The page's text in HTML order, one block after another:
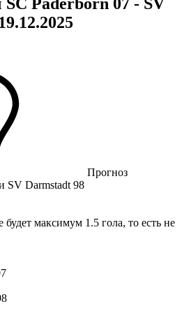
Paderborn 07 - SV
Прогноз
SV Darmstadt 98
будет максимум 1.5 гола, то есть не